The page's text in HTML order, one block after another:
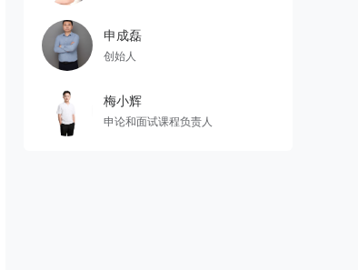
申成磊
创始人
梅小辉
申论和面试课程负责人